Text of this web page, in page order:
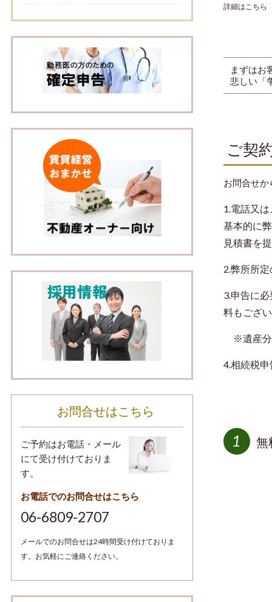
詳細はこちら
まずはお
悲しい「
ご契
お問合せ
1.電話又
基本的に
見積書を
2.弊所所
3.申告に
料もござ
※遺産分
4.相続税
無
お問合せはこちら
ご予約はお電話・メール
にて受け付けておりま
す。
お電話でのお問合せはこちら
06-6809-2707
メールでのお問合せは24時間受け付けておりま
す。お気軽にご連絡ください。